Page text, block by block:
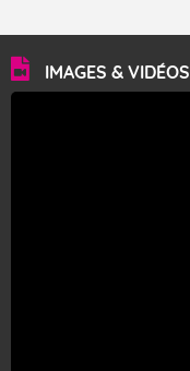
IMAGES & VIDÉOS